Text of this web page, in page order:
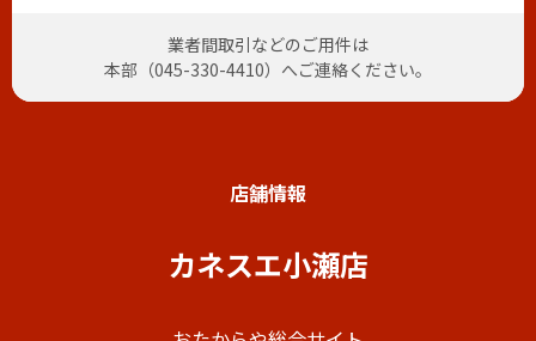
業者間取引などのご用件は
本部（045-330-4410）へご連絡ください。
店舗情報
カネスエ小瀬店